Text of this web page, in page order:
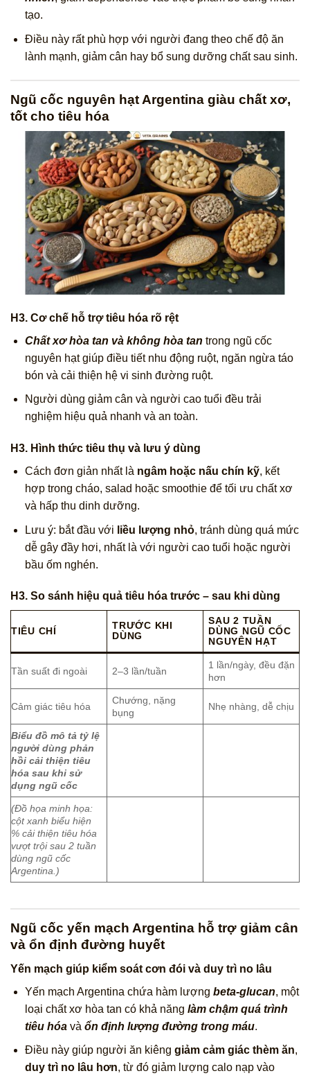
tạo.
Điều này rất phù hợp với người đang theo chế độ ăn
lành mạnh, giảm cân hay bổ sung dưỡng chất sau sinh.
Ngũ cốc nguyên hạt Argentina giàu chất xơ,
tốt cho tiêu hóa
H3. Cơ chế hỗ trợ tiêu hóa rõ rệt
Chất xơ hòa tan và không hòa tan trong ngũ cốc
nguyên hạt giúp điều tiết nhu động ruột, ngăn ngừa táo
bón và cải thiện hệ vi sinh đường ruột.
Người dùng giảm cân và người cao tuổi đều trải
nghiệm hiệu quả nhanh và an toàn.
H3. Hình thức tiêu thụ và lưu ý dùng
Cách đơn giản nhất là ngâm hoặc nấu chín kỹ, kết
hợp trong cháo, salad hoặc smoothie để tối ưu chất xơ
và hấp thu dinh dưỡng.
Lưu ý: bắt đầu với liều lượng nhỏ, tránh dùng quá mức
dễ gây đầy hơi, nhất là với người cao tuổi hoặc người
bầu ốm nghén.
H3. So sánh hiệu quả tiêu hóa trước – sau khi dùng
TIÊU CHÍ
TRƯỚC KHI
DÙNG
SAU 2 TUẦN
DÙNG NGŨ CỐC
NGUYÊN HẠT
Tần suất đi ngoài 2–3 lần/tuần
1 lần/ngày, đều đặn
hơn
Cảm giác tiêu hóa
Chướng, nặng
bụng
Nhẹ nhàng, dễ chịu
Biểu đồ mô tả tỷ lệ
người dùng phản
hồi cải thiện tiêu
hóa sau khi sử
dụng ngũ cốc
(Đồ họa minh họa:
cột xanh biểu hiện
% cải thiện tiêu hóa
vượt trội sau 2 tuần
dùng ngũ cốc
Argentina.)
Ngũ cốc yến mạch Argentina hỗ trợ giảm cân
và ổn định đường huyết
Yến mạch giúp kiểm soát cơn đói và duy trì no lâu
Yến mạch Argentina chứa hàm lượng beta-glucan, một
loại chất xơ hòa tan có khả năng làm chậm quá trình
tiêu hóavà ổn định lượng đường trong máu.
Điều này giúp người ăn kiêng giảm cảm giác thèm ăn,
duy trì no lâu hơn, từ đó giảm lượng calo nạp vào